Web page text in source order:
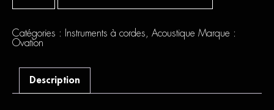
Deluxe
Peach
Catégories : Instruments à cordes Acoustique Marque :
Ovation
Description